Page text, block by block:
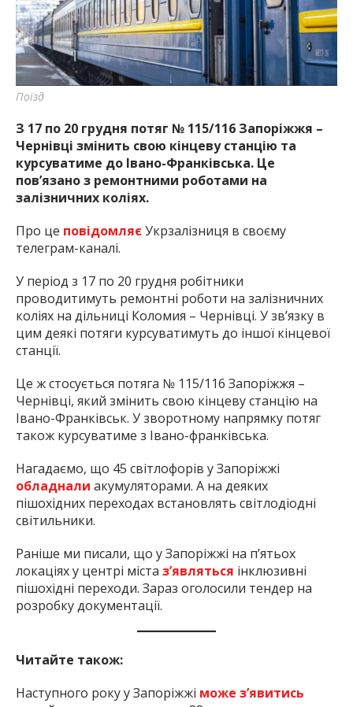
найважливішу інформацію про події
міста Запоріжжя та області.
Поїзд
З 17 по 20 грудня потяг № 115/116 Запоріжжя –
Чернівці змінить свою кінцеву станцію та
курсуватиме до Івано-Франківська. Це
пов’язано з ремонтними роботами на
залізничних коліях.
Про це повідомляє Укрзалізниця в своєму
телеграм-каналі.
У період з 17 по 20 грудня робітники
проводитимуть ремонтні роботи на залізничних
коліях на дільниці Коломия – Чернівці. У зв’язку в
цим деякі потяги курсуватимуть до іншої кінцевої
станції.
Це ж стосується потяга № 115/116 Запоріжжя –
Чернівці, який змінить свою кінцеву станцію на
Івано-Франківськ. У зворотному напрямку потяг
також курсуватиме з Івано-франківська.
Нагадаємо, що 45 світлофорів у Запоріжжі
обладнали акумуляторами. А на деяких
пішохідних переходах встановлять світлодіодні
світильники.
Раніше ми писали, що у Запоріжжі на п’ятьох
локаціях у центрі міста з’являться інклюзивні
пішохідні переходи. Зараз оголосили тендер на
розробку документації.
Читайте також:
Наступного року у Запоріжжі може з’явитись